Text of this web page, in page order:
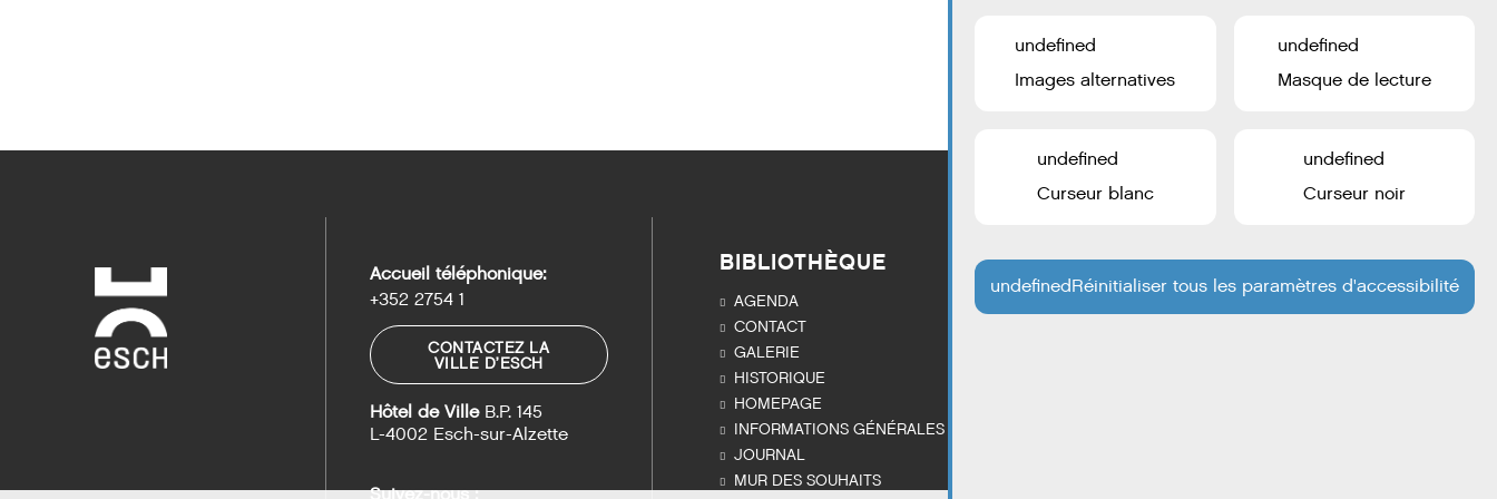
Accueil téléphonique:
+352 2754 1
CONTACTEZ LA
VILLE D’ESCH
Hôtel de VilleB.P. 145
L-4002 Esch-sur-Alzette
BIBLIOTHÈQUE
AGENDA
CONTACT
GALERIE
HISTORIQUE
HOMEPAGE
INFORMATIONS GÉNÉRALES
JOURNAL
MUR DES SOUHAITS
undefined
Images alternatives
undefined
Masque de lecture
undefined
Curseur blanc
undefined
Curseur noir
undefinedRéinitialiser tous les paramètres d'accessibilité